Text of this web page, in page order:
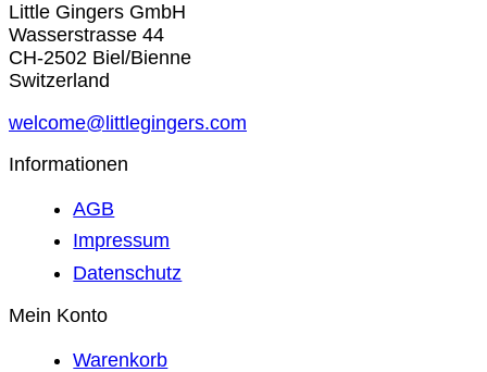
Little Gingers GmbH
Wasserstrasse 44
CH-2502 Biel/Bienne
Switzerland
welcome@littlegingers.com
Informationen
AGB
Impressum
Datenschutz
Mein Konto
Warenkorb